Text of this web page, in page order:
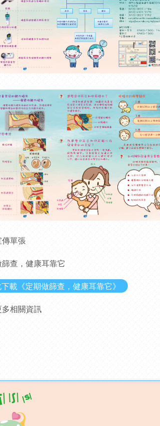
單張
查，健康耳靠它
載《定期做篩查，健康耳靠它》
相關資訊